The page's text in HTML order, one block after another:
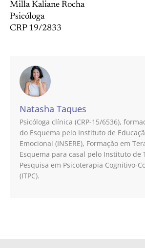
Milla Kaliane Rocha
Psicóloga
CRP 19/2833
Natasha Taques
Psicóloga clínica (CRP-15/6536),
do Esquema pelo Instituto de
Emocional (INSERE), Formação em
Esquema para casal pelo Instituto de
Pesquisa em Psicoterapia Cognitivo-
(ITPC).